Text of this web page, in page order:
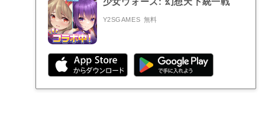
Y2SGAMES 無料